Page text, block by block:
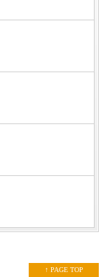
↑ PAGE TOP